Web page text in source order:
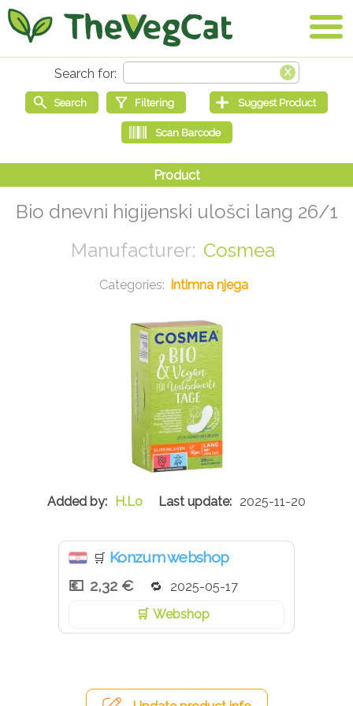
Bio dnevni higijenski ulošci lang 26/1
Cosmea
Intimna njega
H.Lo 2025-11-20
🛒 Konzum webshop
2,32 €
2025-05-17
Webshop